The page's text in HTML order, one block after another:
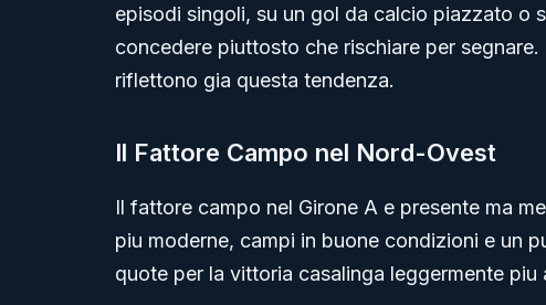
episodi singoli, su un gol da calcio piazzato o
concedere piuttosto che rischiare per
riflettono gia questa tendenza.
Il Fattore Campo nel Nord-Ovest
Il fattore campo nel Girone A e presente ma
piu moderne, campi in buone condizioni e un
quote per la vittoria casalinga leggermente